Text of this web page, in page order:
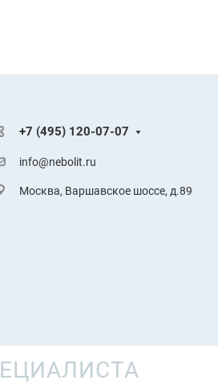
+7 (495) 120-07-07
info@nebolit.ru
Москва, Варшавское шоссе, д.89